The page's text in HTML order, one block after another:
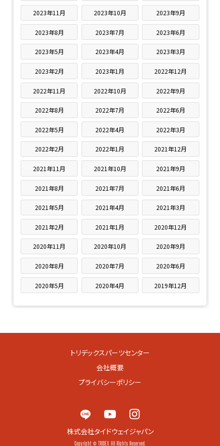
2023年11月 2023年10月 2023年9月
2023年8月 2023年7月 2023年6月
2023年5月 2023年4月 2023年3月
2023年2月 2023年1月 2022年12月
2022年11月 2022年10月 2022年9月
2022年8月 2022年7月 2022年6月
2022年5月 2022年4月 2022年3月
2022年2月 2022年1月 2021年12月
2021年11月 2021年10月 2021年9月
2021年8月 2021年7月 2021年6月
2021年5月 2021年4月 2021年3月
2021年2月 2021年1月 2020年12月
2020年11月 2020年10月 2020年9月
2020年8月 2020年7月 2020年6月
2020年5月 2020年4月 2019年12月
トリデックスパーツセンター
会社概要
プライバシーポリシー
株式会社タイドウェイジャパン
Copyright © TRIDEX All Rights Reserved.